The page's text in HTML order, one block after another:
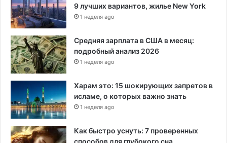
9 лучших вариантов, жилье New York
1 неделя ago
Средняя зарплата в США в месяц:
подробный анализ 2026
1 неделя ago
Харам это: 15 шокирующих запретов в
исламе, о которых важно знать
1 неделя ago
Как быстро уснуть: 7 проверенных
способов для глубокого сна